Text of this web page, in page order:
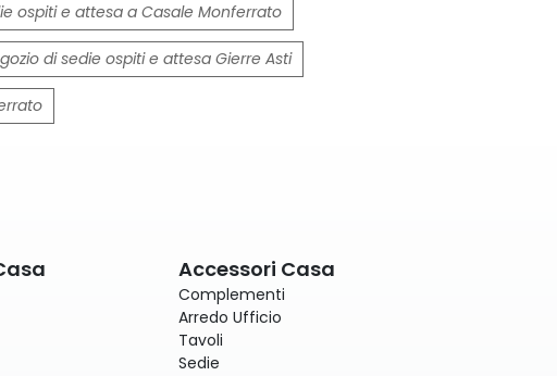
ospiti e attesa a Casale Monferrato
di sedie ospiti e attesa Gierre Asti
Accessori Casa
Complementi
Arredo Ufficio
Tavoli
Sedie